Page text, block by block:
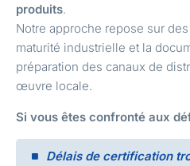
produits.
Notre approche repose sur
maturité industrielle et la
préparation des canaux de
œuvre locale.
Si vous êtes confronté aux
Délais de certification